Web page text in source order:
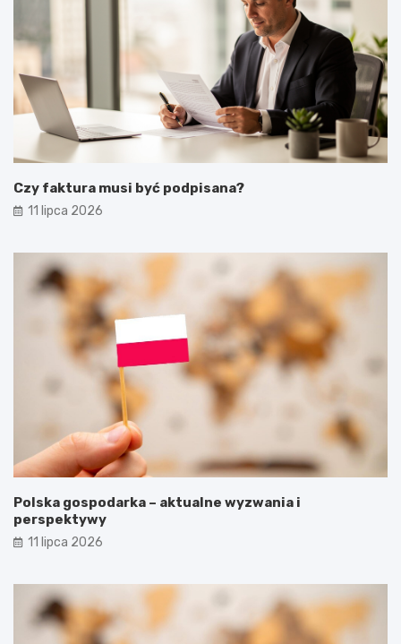
Czy faktura musi być podpisana?
11 lipca 2026
Polska gospodarka – aktualne wyzwania i
perspektywy
11 lipca 2026